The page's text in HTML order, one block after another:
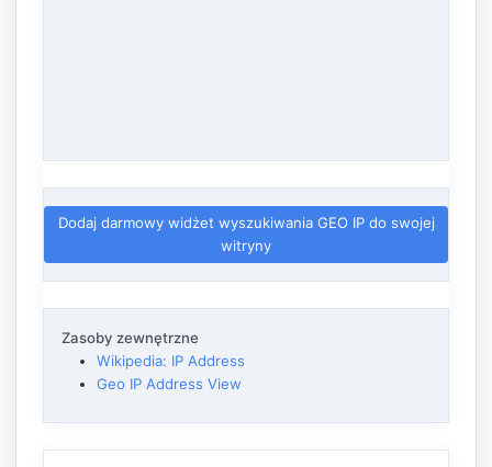
Dodaj darmowy widżet wyszukiwania GEO IP do swojej
witryny
Zasoby zewnętrzne
Wikipedia: IP Address
Geo IP Address View